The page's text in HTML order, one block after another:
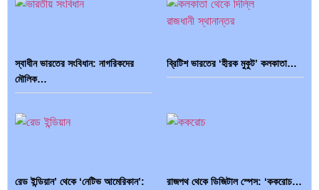
স্বাধীন ভারতের সংবিধান: নাগরিকদের
মৌলিক…
ব্রিটিশ ভারতের ‘হীরক মুকুট’ কলকাতা…
রেড ইন্ডিয়ান’ থেকে ‘নেটিভ আমেরিকান’:
রাজপথ থেকে ডিজিটাল স্পেস: ‘ককরোচ…